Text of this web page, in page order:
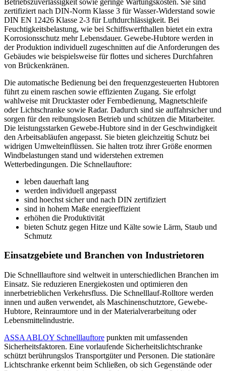
zertifiziert nach DIN-Norm Klasse 3 für Wasser-Widerstand sowie
DIN EN 12426 Klasse 2-3 für Luftdurchlässigkeit. Bei
Feuchtigkeitsbelastung, wie bei Schiffswerfthallen bietet ein extra
Korrosionsschutz mehr Lebensdauer. Gewebe-Hubtore werden in
der Produktion individuell zugeschnitten auf die Anforderungen des
Gebäudes wie beispielsweise für flottes und sicheres Durchfahren
von Brückenkränen.
Die automatische Bedienung bei den frequenzgesteuerten Hubtoren
führt zu einem raschen sowie effizienten Zugang. Sie erfolgt
wahlweise mit Drucktaster oder Fernbedienung, Magnetschleife
oder Lichtschranke sowie Radar. Dadurch sind sie auffahrsicher und
sorgen für den reibungslosen Betrieb und schützen die Mitarbeiter.
Die leistungsstarken Gewebe-Hubtore sind in der Geschwindigkeit
den Arbeitsabläufen angepasst. Sie bieten gleichzeitig Schutz bei
widrigen Umwelteinflüssen. Sie halten trotz ihrer Größe enormen
Windbelastungen stand und widerstehen extremen
Wetterbedingungen. Die Schnellauftore:
leben dauerhaft lang
werden individuell angepasst
sind hoechst sicher und nach DIN zertifiziert
sind in hohem Maße energieeffizient
erhöhen die Produktivität
bieten Schutz gegen Hitze und Kälte sowie Lärm, Staub und
Schmutz
Einsatzgebiete und Branchen von Industrietoren
Die Schnelllauftore sind weltweit in unterschiedlichen Branchen im
Einsatz. Sie reduzieren Energiekosten und optimieren den
innerbetrieblichen Verkehrsfluss. Die Schnelllauf-Rolltore werden
innen und außen verwendet, als Maschinenschutztore, Gewebe-
Hubtore, Reinraumtore und in der Materialverarbeitung oder
Lebensmittelindustrie.
ASSA ABLOY Schnelllauftore punkten mit umfassenden
Sicherheitsfaktoren. Eine vorlaufende Sicherheitslichtschranke
schützt berührungslos Transportgüter und Personen. Die stationäre
Lichtschranke erkennt beim Schließen, ob sich Gegenstände oder